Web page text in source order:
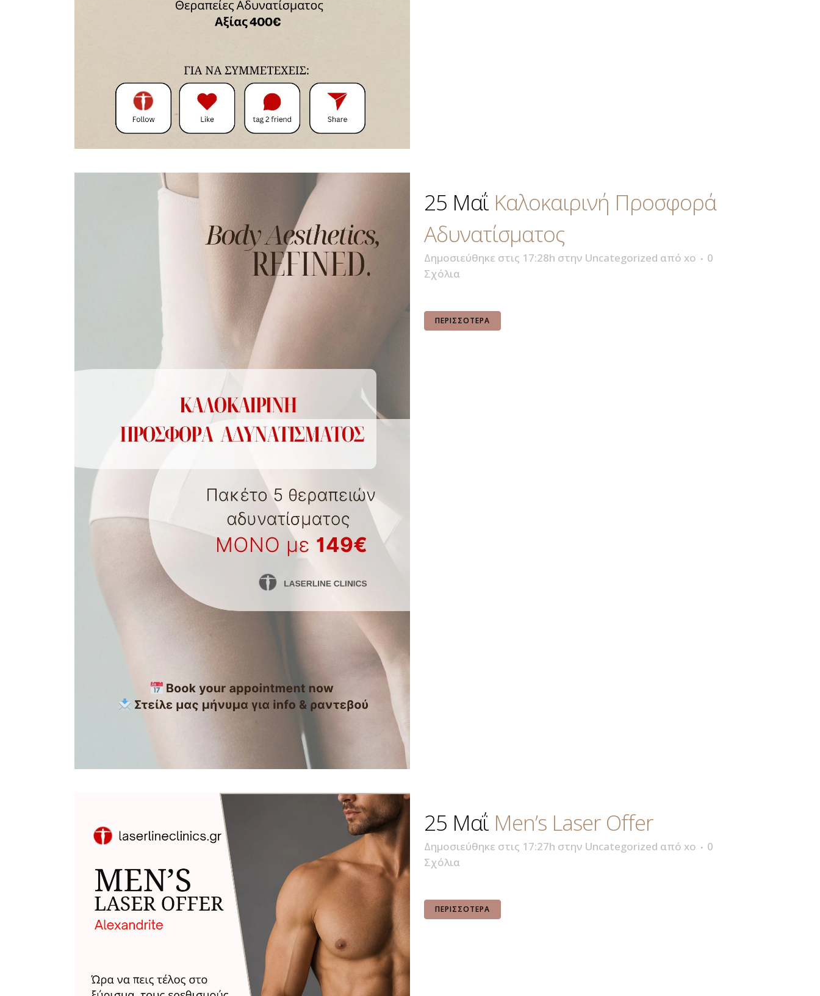
25 Μαΐ Καλοκαιρινή Προσφορά
Αδυνατίσματος
Δημοσιεύθηκε στις 17:28h στην Uncategorized από xo
0
Σχόλια
ΠΕΡΙΣΣΌΤΕΡΑ
25 Μαΐ Men’s Laser Offer
Δημοσιεύθηκε στις 17:27h στην Uncategorized από xo
0
Σχόλια
ΠΕΡΙΣΣΌΤΕΡΑ